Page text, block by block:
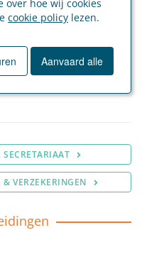
VERZEKERINGEN
over hoe wij cookies
cookie policy lezen.
Aanvaard alle